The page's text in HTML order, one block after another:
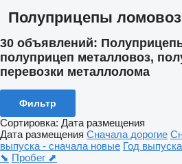
Полуприцепы
30 объявлений:
полуприцеп металловоз,
перевозки металлолома
Фильтр
Сортировка: Дата размещения
Дата размещения Сначала дорогие
выпуска - сначала новые Год
⬊ Пробег ⬈